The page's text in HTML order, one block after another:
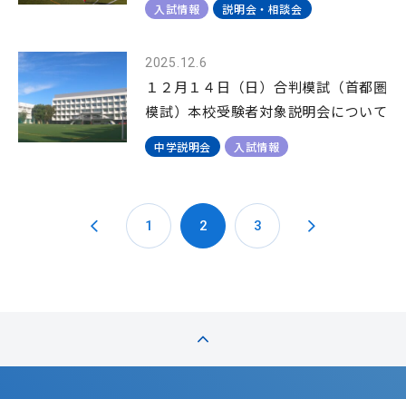
入試情報 説明会・相談会
2025.12.6
１２月１４日（日）合判模試（首都圏
模試）本校受験者対象説明会について
中学説明会 入試情報
1 2 3